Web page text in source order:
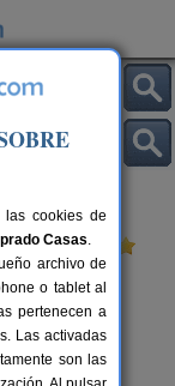
las cookies de
Casas.
archivo de
o tablet al
pertenecen a
Las activadas
son las